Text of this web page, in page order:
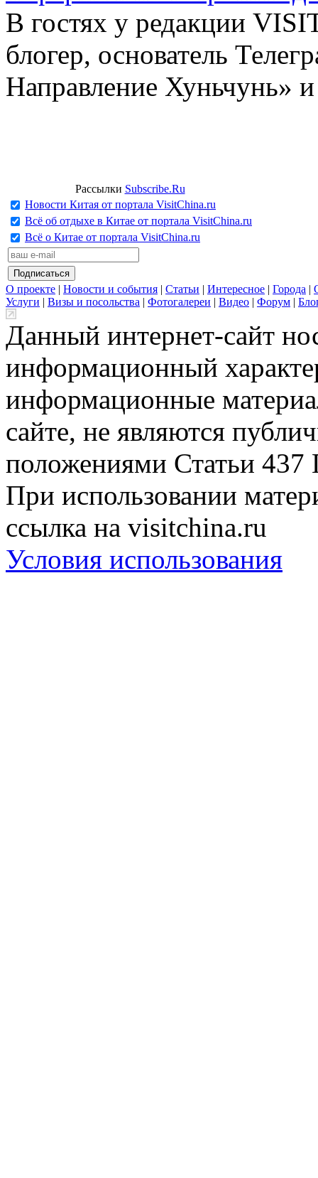
В гостях у редакции
блогер, основатель
Направление Хуньчунь»
Рассылки Subscribe.Ru
Новости Китая от портала VisitChina.ru
Всё об отдыхе в Китае от портала VisitChina.ru
Всё о Китае от портала VisitChina.ru
О проекте | Новости и события | Статьи | Интересное | Города |
Услуги | Визы и посольства | Фотогалереи | Видео | Форум |
Данный интернет-сайт
информационный
информационные
сайте, не являются
положениями Статьи 437
При использовании
ссылка на visitchina.ru
Условия использования